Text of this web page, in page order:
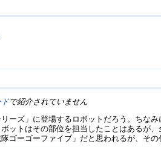
ドで紹介されていません
ーズ」に登場するロボットだろう。ちな
ットはその部位を担当したことはあるが
ゴーゴーファイブ」だと思われるが、そ